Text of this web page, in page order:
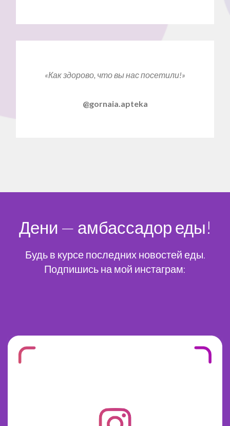
«Как здорово, что вы нас посетили!»
@gornaia.apteka
Дени — амбассадор еды!
Будь в курсе последних новостей еды.
Подпишись на мой инстаграм: